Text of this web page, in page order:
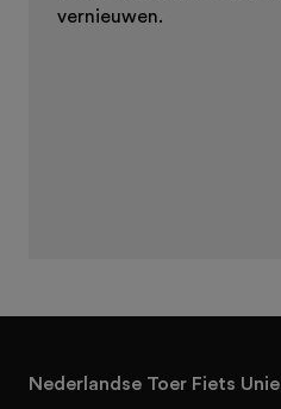
vernieuwen.
Nederlandse Toer Fiets Unie